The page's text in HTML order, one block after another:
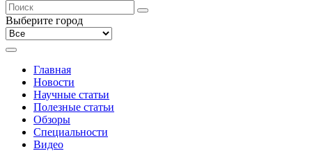
Выберите город
Главная
Новости
Научные статьи
Полезные статьи
Обзоры
Специальности
Видео